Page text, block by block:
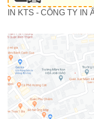
IN KTS - CÔNG TY IN